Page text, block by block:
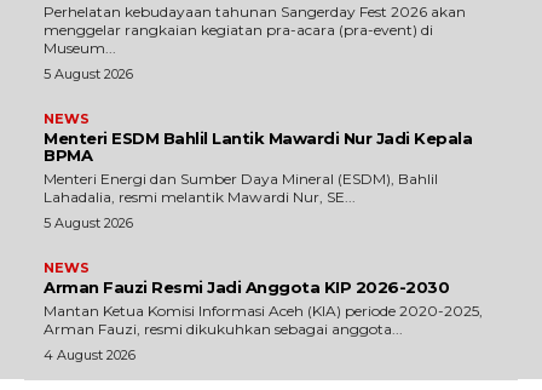
Perhelatan kebudayaan tahunan Sangerday Fest 2026 akan
menggelar rangkaian kegiatan pra-acara (pra-event) di
Museum...
5 August 2026
NEWS
Menteri ESDM Bahlil Lantik Mawardi Nur Jadi Kepala
BPMA
Menteri Energi dan Sumber Daya Mineral (ESDM), Bahlil
Lahadalia, resmi melantik Mawardi Nur, SE...
5 August 2026
NEWS
Arman Fauzi Resmi Jadi Anggota KIP 2026-2030
Mantan Ketua Komisi Informasi Aceh (KIA) periode 2020-2025,
Arman Fauzi, resmi dikukuhkan sebagai anggota...
4 August 2026